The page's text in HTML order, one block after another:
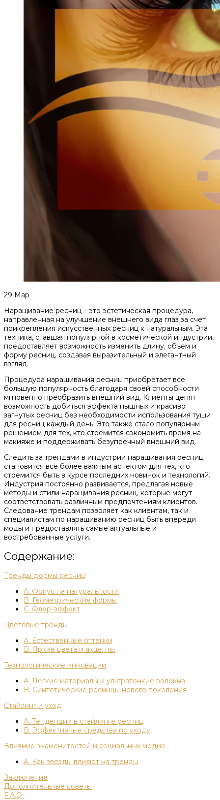
29 Мар
Наращивание ресниц – это эстетическая процедура,
направленная на улучшение внешнего вида глаз за счет
прикрепления искусственных ресниц к натуральным. Эта
техника, ставшая популярной в косметической индустрии,
предоставляет возможность изменить длину, объем и
форму ресниц, создавая выразительный и элегантный
взгляд.
Процедура наращивания ресниц приобретает все
большую популярность благодаря своей способности
мгновенно преобразить внешний вид. Клиенты ценят
возможность добиться эффекта пышных и красиво
загнутых ресниц без необходимости использования туши
для ресниц каждый день. Это также стало популярным
решением для тех, кто стремится сэкономить время на
макияже и поддерживать безупречный внешний вид.
Следить за трендами в индустрии наращивания ресниц
становится все более важным аспектом для тех, кто
стремится быть в курсе последних новинок и технологий.
Индустрия постоянно развивается, предлагая новые
методы и стили наращивания ресниц, которые могут
соответствовать различным предпочтениям клиентов.
Следование трендам позволяет как клиентам, так и
специалистам по наращиванию ресниц быть впереди
моды и предоставлять самые актуальные и
востребованные услуги.
Содержание:
Тренды формы ресниц
A. Фокус на натуральности
B. Геометрические формы
C. Флер-эффект
Цветовые тренды
A. Естественные оттенки
B. Яркие цвета и акценты
Технологические инновации
A. Легкие материалы и ультратонкие волокна
B. Синтетические ресницы нового поколения
Стайлинг и уход
A. Тенденции в стайлинге ресниц
B. Эффективные средства по уходу
Влияние знаменитостей и социальных медиа
A. Как звезды влияют на тренды
Заключение
Дополнительные советы
F.A.Q.